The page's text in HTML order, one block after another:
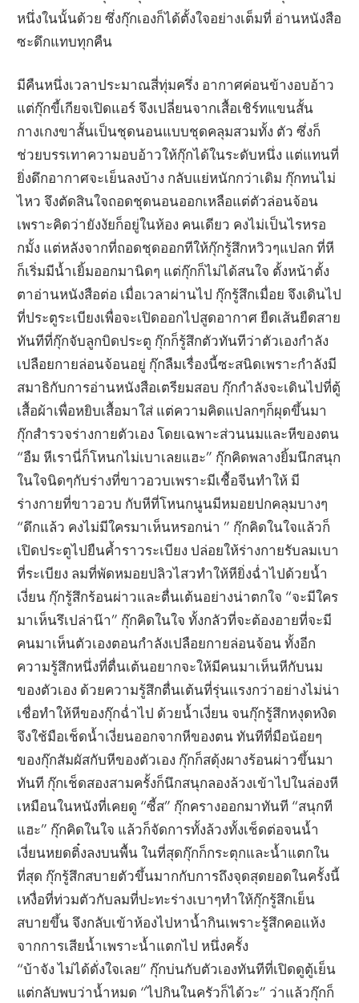
หนึ่งในนั้นด้วย ซึ่งกุ๊กเองก็ได้ตั้งใจอย่างเต็มที่ อ่านหนังสือ
ซะดึกแทบทุกคืน
มีคืนหนึ่งเวลาประมาณสี่ทุ่มครึ่ง อากาศค่อนข้างอบอ้าว
แต่กุ๊กขี้เกียจเปิดแอร์ จึงเปลี่ยนจากเสื้อเชิร์ทแขนสั้น
กางเกงขาสั้นเป็นชุดนอนแบบชุดคลุมสวมทั้ง ตัว ซึ่งก็
ช่วยบรรเทาความอบอ้าวให้กุ๊กได้ในระดับหนึ่ง แต่แทนที่
ยิ่งดึกอากาศจะเย็นลงบ้าง กลับแย่หนักกว่าเดิม กุ๊กทนไม่
ไหว จึงตัดสินใจถอดชุดนอนออกเหลือแต่ตัวล่อนจ้อน
เพราะคิดว่ายังงัยก็อยู่ในห้อง คนเดียว คงไม่เป็นไรหรอ
กมั้ง แต่หลังจากที่ถอดชุดออกทีให้กุ๊กรู้สึกหวิวๆแปลก ที่หี
ก็เริ่มมีน้ำเยิ้มออกมานิดๆ แต่กุ๊กก็ไม่ได้สนใจ ตั้งหน้าตั้ง
ตาอ่านหนังสือต่อ เมื่อเวลาผ่านไป กุ๊กรู้สึกเมื่อย จึงเดินไป
ที่ประตูระเบียงเพื่อจะเปิดออกไปสูดอากาศ ยืดเส้นยืดสาย
ทันทีที่กุ๊กจับลูกบิดประตู กุ๊กก็รู้สึกตัวทันทีว่าตัวเองกำลัง
เปลือยกายล่อนจ้อนอยู่ กุ๊กลืมเรื่องนี้ซะสนิดเพราะกำลังมี
สมาธิกับการอ่านหนังสือเตรียมสอบ กุ๊กกำลังจะเดินไปที่ตู้
เสื้อผ้าเพื่อหยิบเสื้อมาใส่ แต่ความคิดแปลกๆก็ผุดขึ้นมา
กุ๊กสำรวจร่างกายตัวเอง โดยเฉพาะส่วนนมและหีของตน
“อืม หีเรานี่ก็โหนกไม่เบาเลยแฮะ” กุ๊กคิดพลางยิ้มนึกสนุก
ในใจนิดๆกับร่างที่ขาวอวบเพราะมีเชื้อจีนทำให้ มี
ร่างกายที่ขาวอวบ กับหีที่โหนกนูนมีหมอยปกคลุมบางๆ
“ดึกแล้ว คงไม่มีใครมาเห็นหรอกน่า ” กุ๊กคิดในใจแล้วก็
เปิดประตูไปยืนค้ำราวระเบียง ปล่อยให้ร่างกายรับลมเบา
ที่ระเบียง ลมที่พัดหมอยปลิวไสวทำให้หียิ่งฉ่ำไปด้วยน้ำ
เงี่ยน กุ๊กรู้สึกร้อนผ่าวและตื่นเต้นอย่างน่าตกใจ “จะมีใคร
มาเห็นรึเปล่าน๊า” กุ๊กคิดในใจ ทั้งกลัวที่จะต้องอายที่จะมี
คนมาเห็นตัวเองตอนกำลังเปลือยกายล่อนจ้อน ทั้งอีก
ความรู้สึกหนึ่งที่ตื่นเต้นอยากจะให้มีคนมาเห็นหีกับนม
ของตัวเอง ด้วยความรู้สึกตื่นเต้นที่รุ่นแรงกว่าอย่างไม่น่า
เชื่อทำให้หีของกุ๊กฉ่ำไป ด้วยน้ำเงี่ยน จนกุ๊กรู้สึกหงุดหงิด
จึงใช้มือเช็ดน้ำเงี่ยนออกจากหีของตน ทันทีที่มือน้อยๆ
ของกุ๊กสัมผัสกับหีของตัวเอง กุ๊กก็สดุ้งผางร้อนผ่าวขึ้นมา
ทันที กุ๊กเช็ดสองสามครั้งก็นึกสนุกลองล้วงเข้าไปในล่องหี
เหมือนในหนังที่เคยดู “ซี้ส” กุ๊กครางออกมาทันที “สนุกที
แฮะ” กุ๊กคิดในใจ แล้วก็จัดการทั้งล้วงทั้งเช็ดต่อจนน้ำ
เงี่ยนหยดติ๋งลงบนพื้น ในที่สุดกุ๊กก็กระตุกและน้ำแตกใน
ที่สุด กุ๊กรู้สึกสบายตัวขึ้นมากกับการถึงจุดสุดยอดในครั้งนี้
เหงื่อที่ท่วมตัวกับลมที่ปะทะร่างเบาๆทำให้กุ๊กรู้สึกเย็น
สบายขึ้น จึงกลับเข้าห้องไปหาน้ำกินเพราะรู้สึกคอแห้ง
จากการเสียน้ำเพราะน้ำแตกไป หนึ่งครั้ง
“บ้าจัง ไม่ได้ดั่งใจเลย” กุ๊กบ่นกับตัวเองทันทีที่เปิดดูตู้เย็น
แต่กลับพบว่าน้ำหมด “ไปกินในครัวก็ได้วะ” ว่าแล้วกุ๊กก็